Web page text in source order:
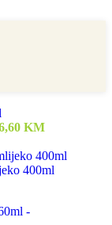
KM
400ml